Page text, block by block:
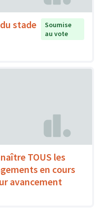
stade
Soumise
au vote
TOUS les
en cours
avancement